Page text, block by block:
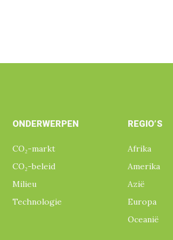
ONDERWERPEN
CO₂-markt
CO₂-beleid
Milieu
Technologie
REGIO’S
Afrika
Amerika
Azië
Europa
Oceanië